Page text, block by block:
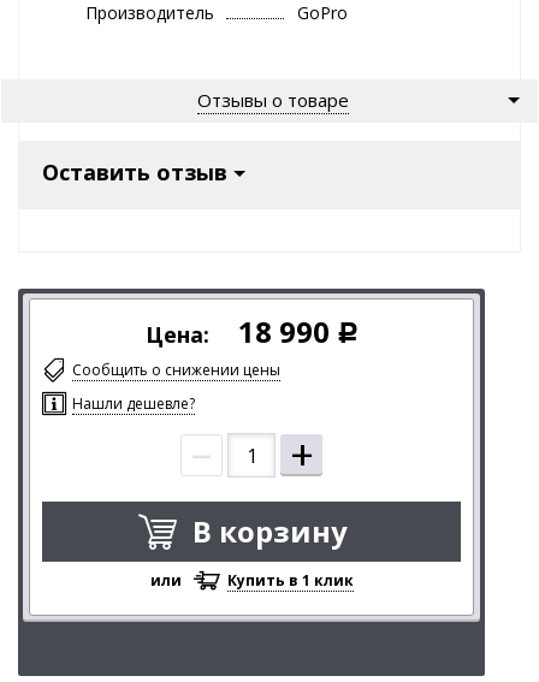
Производитель
GoPro
Отзывы о товаре
Оставить отзыв
Цена: 18 990 Р
Сообщить о снижении цены
Нашли дешевле?
– +
В корзину
или Купить в 1 клик